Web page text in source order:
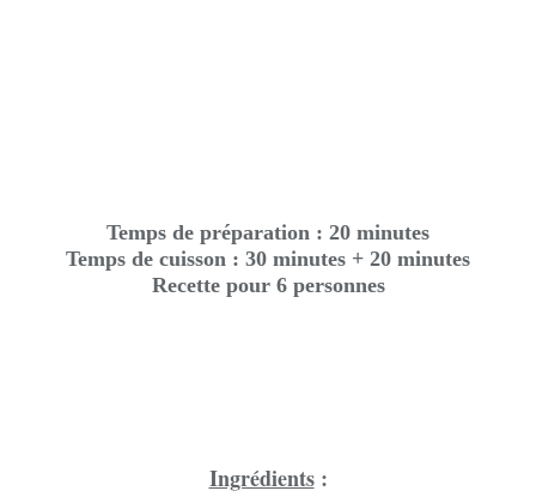
Temps de préparation : 20 minutes
Temps de cuisson : 30 minutes + 20 minutes
Recette pour 6 personnes
Ingrédients: